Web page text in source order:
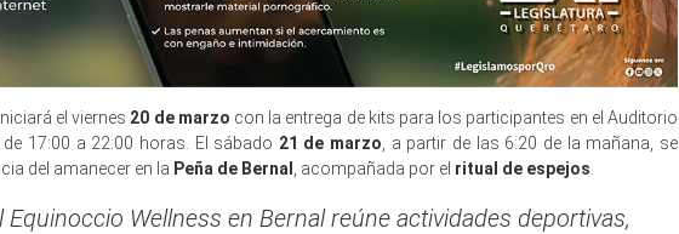
el viernes 20 de marzo con la entrega de kits para los participantes en el Auditorio
17:00 a 22:00 horas. El sábado 21 de marzo , a partir de las 6:20 de la mañana, se
del amanecer en la Peña de Bernal , acompañada por el ritual de espejos
Equinoccio Wellness en Bernal reúne actividades deportivas,